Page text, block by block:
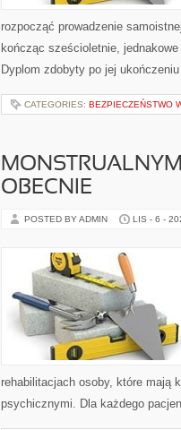
rozpocząć prowadzenie
kończąc sześcioletnie,
Dyplom zdobyty po jej
CATEGORIES: BEZPIECZEŃSTWO
OBECNIE
POSTED BY ADMIN LIS - 6 -
rehabilitacjach osoby, które mają
psychicznymi. Dla każdego